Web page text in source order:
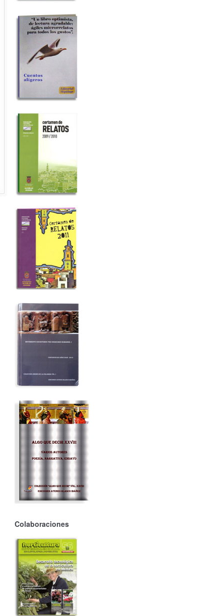
Colaboraciones